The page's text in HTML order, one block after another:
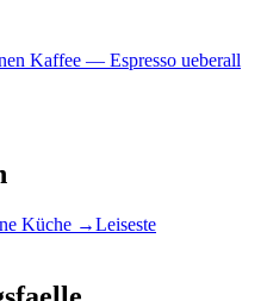
Kaffee — Espresso ueberall
Küche →Leiseste